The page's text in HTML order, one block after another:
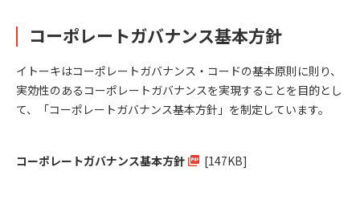
コーポレートガバナンス基本方針
イトーキはコーポレートガバナンス・コードの基本原則に則り、
実効性のあるコーポレートガバナンスを実現することを目的とし
て、「コーポレートガバナンス基本方針」を制定しています。
コーポレートガバナンス基本方針 [147KB]